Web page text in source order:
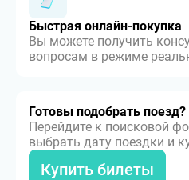
Быстрая онлайн-покупка
Вы можете получить
вопросам в режиме
Готовы подобрать поезд?
Перейдите к поисковой
выбрать дату поездки и
Купить билеты